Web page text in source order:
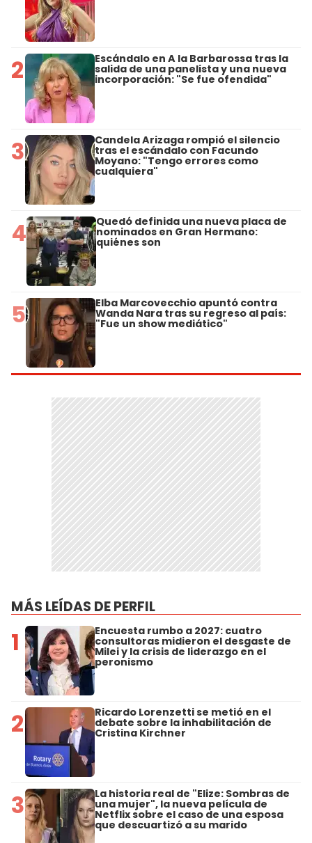
2 Escándalo en A la Barbarossa tras la
salida de una panelista y una nueva
incorporación: "Se fue ofendida"
3 Candela Arizaga rompió el silencio
tras el escándalo con Facundo
Moyano: "Tengo errores como
cualquiera"
4 Quedó definida una nueva placa de
nominados en Gran Hermano:
quiénes son
5 Elba Marcovecchio apuntó contra
Wanda Nara tras su regreso al país:
"Fue un show mediático"
MÁS LEÍDAS DE PERFIL
1 Encuesta rumbo a 2027: cuatro
consultoras midieron el desgaste de
Milei y la crisis de liderazgo en el
peronismo
2 Ricardo Lorenzetti se metió en el
debate sobre la inhabilitación de
Cristina Kirchner
3 La historia real de "Elize: Sombras de
una mujer", la nueva película de
Netflix sobre el caso de una esposa
que descuartizó a su marido